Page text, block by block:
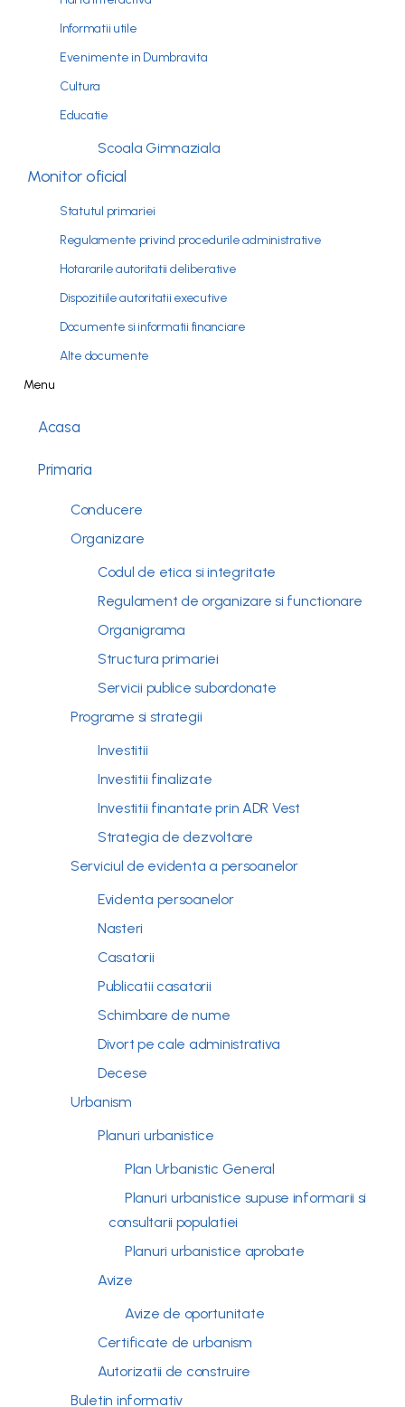
Informatii utile
Evenimente in Dumbravita
Cultura
Educatie
Scoala Gimnaziala
Monitor oficial
Statutul primariei
Regulamente privind procedurile administrative
Hotararile autoritatii deliberative
Dispozitiile autoritatii executive
Documente si informatii financiare
Alte documente
Menu
Acasa
Primaria
Conducere
Organizare
Codul de etica si integritate
Regulament de organizare si functionare
Organigrama
Structura primariei
Servicii publice subordonate
Programe si strategii
Investitii
Investitii finalizate
Investitii finantate prin ADR Vest
Strategia de dezvoltare
Serviciul de evidenta a persoanelor
Evidenta persoanelor
Nasteri
Casatorii
Publicatii casatorii
Schimbare de nume
Divort pe cale administrativa
Decese
Urbanism
Planuri urbanistice
Plan Urbanistic General
Planuri urbanistice supuse informarii si
consultarii populatiei
Planuri urbanistice aprobate
Avize
Avize de oportunitate
Certificate de urbanism
Autorizatii de construire
Buletin informativ